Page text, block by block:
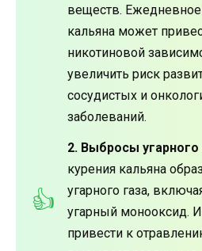
веществ.
кальяна может
никотиновой
увеличить риск
сосудистых и
заболеваний.
2. Выбросы угарного
курения кальяна
угарного газа,
угарный монооксид.
привести к